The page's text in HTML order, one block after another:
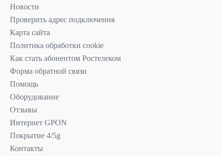
Новости
Проверить адрес подключения
Карта сайта
Политика обработки cookie
Как стать абонентом Ростелеком
Форма обратной связи
Помощь
Оборудование
Отзывы
Интернет GPON
Покрытие 4/5g
Контакты